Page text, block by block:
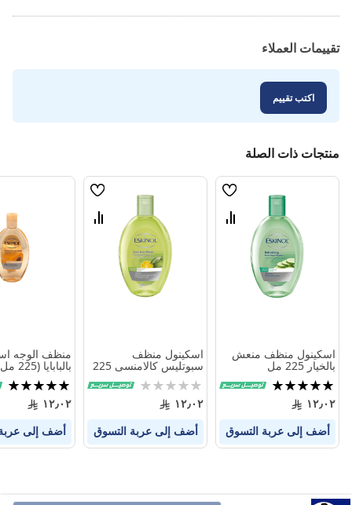
تقييمات العملاء
اكتب تقييم
منتجات ذات الصلة
قائمة
قارن
اسكينول منظف منعش
بالخيار 225 مل
تقييم:
100%
١٢٫٠٢
أضف إلى عربة التسوق
قائمة
قارن
اسكينول منظف
سبوتليس كالامنسى 225
Rating:
0%
١٢٫٠٢
أضف إلى عربة التسوق
منظف الوجه
بالبابايا (225 مل)
تقييم:
100%
١٢٫٠٢
أضف إلى